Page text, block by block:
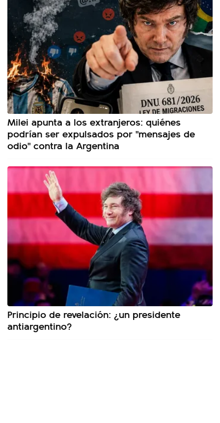
Milei apunta a los extranjeros: quiénes
podrían ser expulsados por "mensajes de
odio" contra la Argentina
Principio de revelación: ¿un presidente
antiargentino?